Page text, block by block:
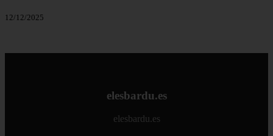
12/12/2025
elesbardu.es
elesbardu.es